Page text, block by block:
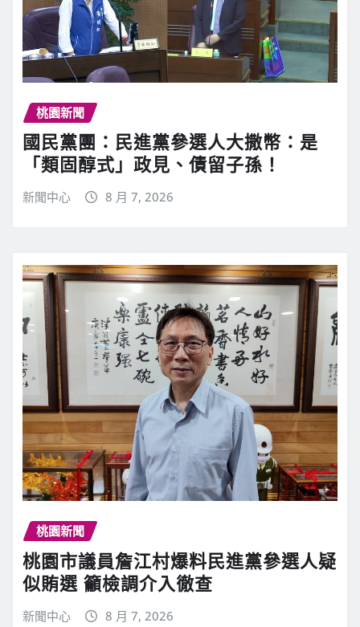
桃園新聞
國民黨團：民進黨參選人大撒幣：是
「類固醇式」政見、債留子孫！
新聞中心 8 月 7, 2026
桃園新聞
桃園市議員詹江村爆料民進黨參選人疑
似賄選 籲檢調介入徹查
新聞中心 8 月 7, 2026